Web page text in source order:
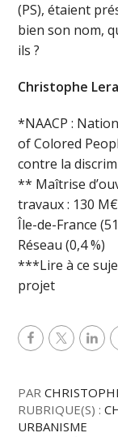
(PS), étaient
bien son nom,
ils ?
Christophe
*NAACP :
of Colored
contre la
** Maîtrise
travaux : 130
Île-de-France
Réseau (0,4 %)
***Lire à ce
projet
PAR
RUBRIQUE(S) :
URBANISME